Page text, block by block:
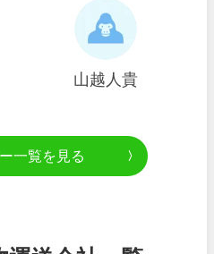
山越人貴
一覧を見る